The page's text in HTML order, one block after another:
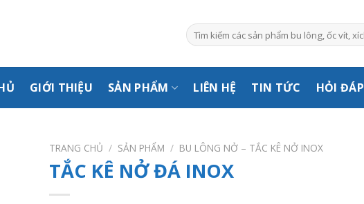
Tìm
kiếm:
GIỚI THIỆU SẢN PHẨM LIÊN HỆ TIN TỨC HỎI ĐÁP
TRANG CHỦ / SẢN PHẨM / BU LÔNG NỞ – TẮC KÊ NỞ INOX
TẮC KÊ NỞ ĐÁ INOX